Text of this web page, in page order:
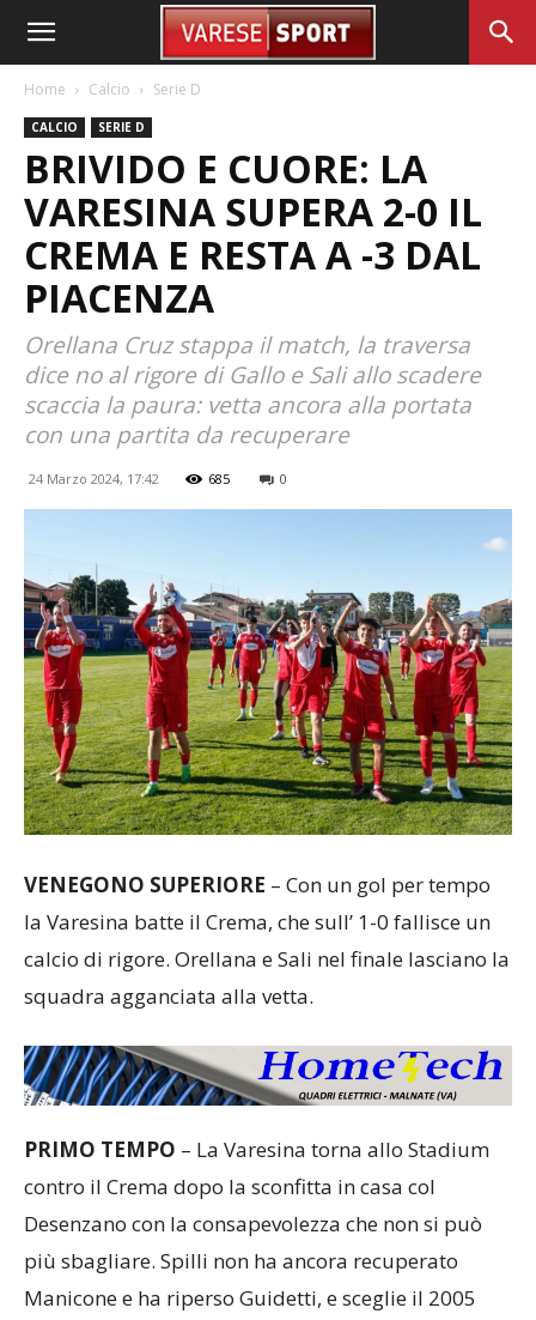
Home Calcio Serie D
CALCIO SERIE D
BRIVIDO E CUORE: LA
VARESINA SUPERA 2-0 IL
CREMA E RESTA A -3 DAL
PIACENZA
Orellana Cruz stappa il match, la traversa
dice no al rigore di Gallo e Sali allo scadere
scaccia la paura: vetta ancora alla portata
con una partita da recuperare
24 Marzo 2024, 17:42 685 0
VENEGONO SUPERIORE – Con un gol per tempo
la Varesina batte il Crema, che sull’ 1-0 fallisce un
calcio di rigore. Orellana e Sali nel finale lasciano la
squadra agganciata alla vetta.
PRIMO TEMPO – La Varesina torna allo Stadium
contro il Crema dopo la sconfitta in casa col
Desenzano con la consapevolezza che non si può
più sbagliare. Spilli non ha ancora recuperato
Manicone e ha riperso Guidetti, e sceglie il 2005